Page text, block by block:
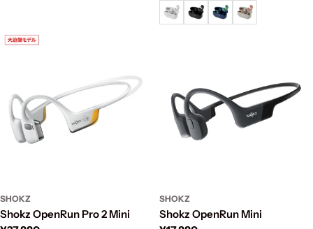
常
価
SHOKZ
Shokz OpenRun Pro 2 Mini
SHOKZ
Shokz OpenRun Mini